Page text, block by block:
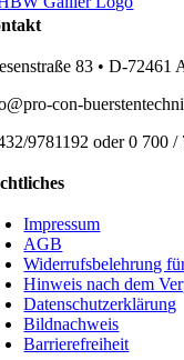
83 • D-72461
con-
9781192 oder 0 700 /
Impressum
AGB
Widerrufsbelehrung
Hinweis nach dem
Datenschutzerklärung
Bildnachweis
Barrierefreiheit